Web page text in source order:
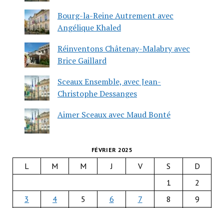
Bourg-la-Reine Autrement avec
Angélique Khaled
Réinventons Châtenay-Malabry avec
Brice Gaillard
Sceaux Ensemble, avec Jean-
Christophe Dessanges
Aimer Sceaux avec Maud Bonté
FÉVRIER 2025
L M M J V S
D
1
2
3
4 5 6 7 8 9